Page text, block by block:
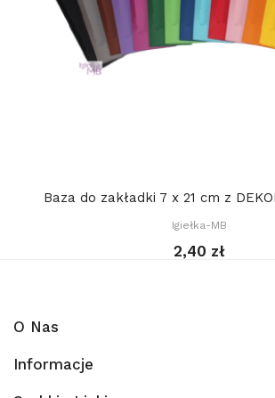
Baza do zakładki 7 x 21 cm z
Igiełka-MB
2,40 zł
O Nas
Informacje